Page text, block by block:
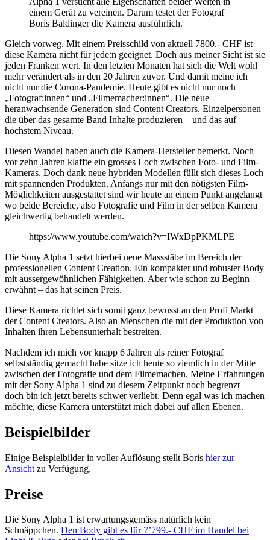
einem Gerät zu vereinen. Darum testet der Fotograf
Boris Baldinger die Kamera ausführlich.
Gleich vorweg. Mit einem Preisschild von aktuell 7800.- CHF ist
diese Kamera nicht für jede:n geeignet. Doch aus meiner Sicht ist sie
jeden Franken wert. In den letzten Monaten hat sich die Welt wohl
mehr verändert als in den 20 Jahren zuvor. Und damit meine ich
nicht nur die Corona-Pandemie. Heute gibt es nicht nur noch
„Fotograf:innen“ und „Filmemacher:innen“. Die neue
heranwachsende Generation sind Content Creators. Einzelpersonen
die über das gesamte Band Inhalte produzieren – und das auf
höchstem Niveau.
Diesen Wandel haben auch die Kamera-Hersteller bemerkt. Noch
vor zehn Jahren klaffte ein grosses Loch zwischen Foto- und Film-
Kameras. Doch dank neue hybriden Modellen füllt sich dieses Loch
mit spannenden Produkten. Anfangs nur mit den nötigsten Film-
Möglichkeiten ausgestattet sind wir heute an einem Punkt angelangt
wo beide Bereiche, also Fotografie und Film in der selben Kamera
gleichwertig behandelt werden.
https://www.youtube.com/watch?v=IWxDpPKMLPE
Die Sony Alpha 1 setzt hierbei neue Massstäbe im Bereich der
professionellen Content Creation. Ein kompakter und robuster Body
mit aussergewöhnlichen Fähigkeiten. Aber wie schon zu Beginn
erwähnt – das hat seinen Preis.
Diese Kamera richtet sich somit ganz bewusst an den Profi Markt
der Content Creators. Also an Menschen die mit der Produktion von
Inhalten ihren Lebensunterhalt bestreiten.
Nachdem ich mich vor knapp 6 Jahren als reiner Fotograf
selbstständig gemacht habe sitze ich heute so ziemlich in der Mitte
zwischen der Fotografie und dem Filmemachen. Meine Erfahrungen
mit der Sony Alpha 1 sind zu diesem Zeitpunkt noch begrenzt –
doch bin ich jetzt bereits schwer verliebt. Denn egal was ich machen
möchte, diese Kamera unterstützt mich dabei auf allen Ebenen.
Beispielbilder
Einige Beispielbilder in voller Auflösung stellt Boris hier zur
Ansicht zu Verfügung.
Preise
Die Sony Alpha 1 ist erwartungsgemäss natürlich kein
Schnäppchen. Den Body gibt es für 7’799.- CHF im Handel bei